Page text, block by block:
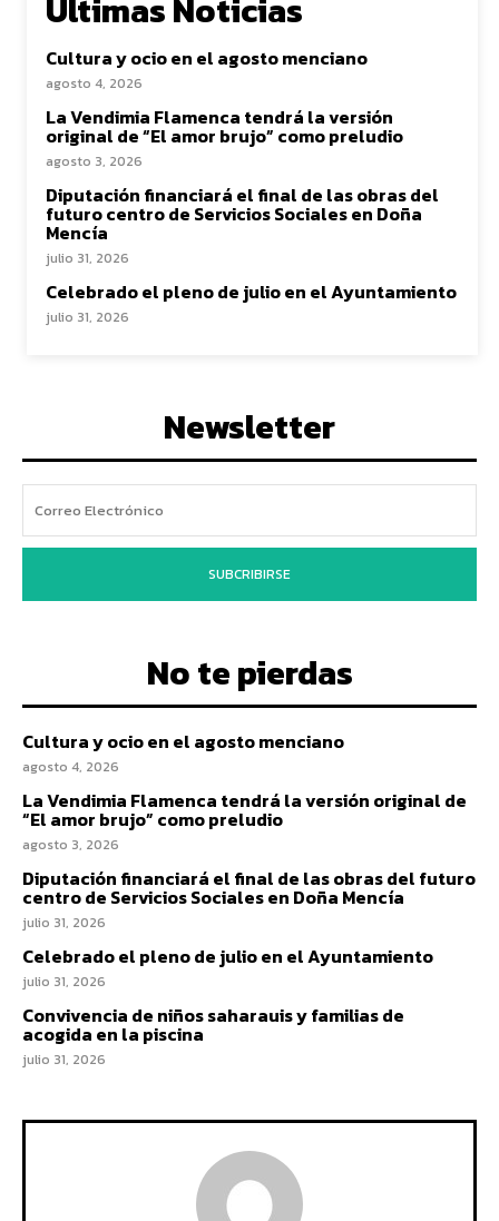
Ultimas Noticias
Cultura y ocio en el agosto menciano
agosto 4, 2026
La Vendimia Flamenca tendrá la versión
original de “El amor brujo” como preludio
agosto 3, 2026
Diputación financiará el final de las obras del
futuro centro de Servicios Sociales en Doña
Mencía
julio 31, 2026
Celebrado el pleno de julio en el Ayuntamiento
julio 31, 2026
Newsletter
SUBCRIBIRSE
No te pierdas
Cultura y ocio en el agosto menciano
agosto 4, 2026
La Vendimia Flamenca tendrá la versión original de
“El amor brujo” como preludio
agosto 3, 2026
Diputación financiará el final de las obras del futuro
centro de Servicios Sociales en Doña Mencía
julio 31, 2026
Celebrado el pleno de julio en el Ayuntamiento
julio 31, 2026
Convivencia de niños saharauis y familias de
acogida en la piscina
julio 31, 2026